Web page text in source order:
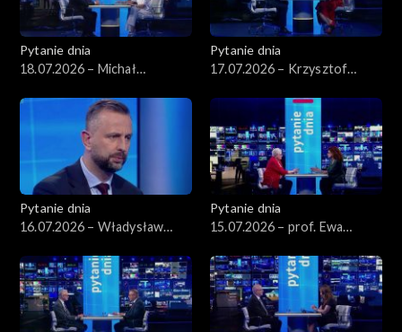
Pytanie dnia
18.07.2026 – Michał
Pytanie dnia
17.07.2026 – Krzysztof
Pytanie dnia
16.07.2026 – Władysław
Pytanie dnia
15.07.2026 – prof. Ewa